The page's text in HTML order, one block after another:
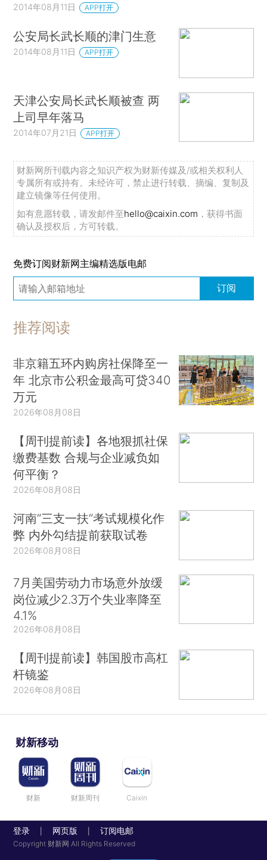
2014年08月11日 APP打开
公安局长武长顺的津门生意
2014年08月11日 APP打开
天津公安局长武长顺被查 两
上司早年落马
2014年07月21日 APP打开
财新网所刊载内容之知识产权为财新传媒及/或相关权利人
专属所有或持有。未经许可，禁止进行转载、摘编、复制及
建立镜像等任何使用。
如有意愿转载，请发邮件至hello@caixin.com ，获得书面
确认及授权后，方可转载。
免费订阅财新网主编精选版电邮
订阅
推荐阅读
非京籍五环内购房社保降至一
年 北京市公积金最高可贷340
万元
2026年08月08日
【周刊提前读】各地狠抓社保
缴费基数 合规与企业减负如
何平衡？
2026年08月08日
河南“三支一扶”考试规模化作
弊 内外勾结提前获取试卷
2026年08月08日
7月美国劳动力市场意外放缓
岗位减少2.3万个失业率降至
4.1%
2026年08月08日
【周刊提前读】韩国股市高杠
杆镜鉴
2026年08月08日
财新移动
财新 财新周刊 Caixin
登录 网页版 订阅电邮
Copyright 财新网 All Rights Reserved